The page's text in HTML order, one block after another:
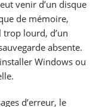
venir d’un disque
de mémoire,
trop lourd, d’un
absente.
Windows ou
d’erreur, le